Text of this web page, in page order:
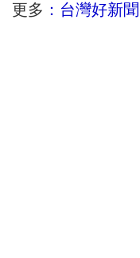
更多 ：台灣好新